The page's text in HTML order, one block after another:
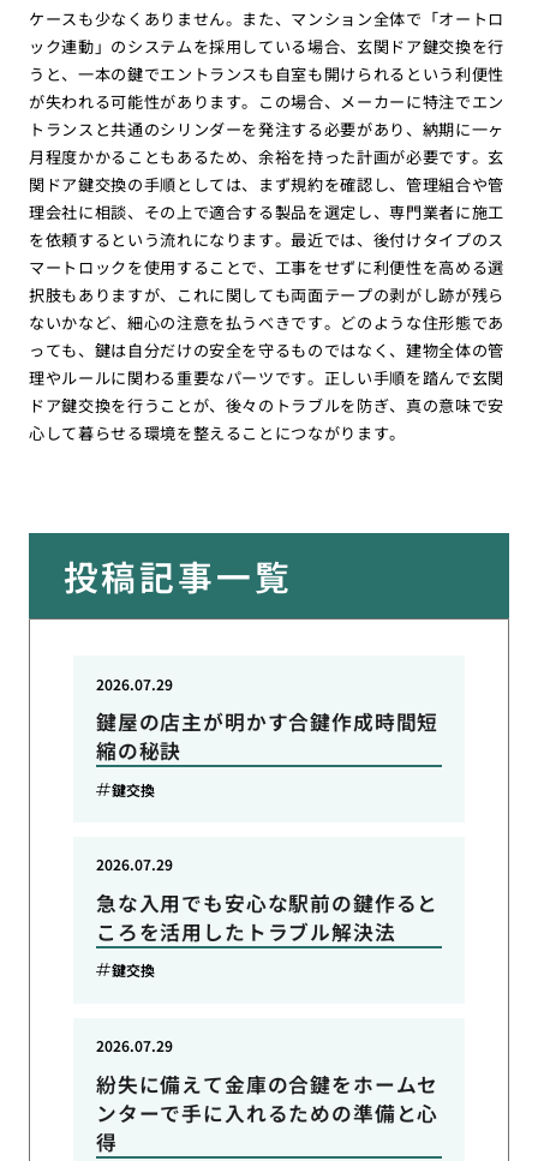
ケースも少なくありません。また、マンション全体で「オートロ
ック連動」のシステムを採用している場合、玄関ドア鍵交換を行
うと、一本の鍵でエントランスも自室も開けられるという利便性
が失われる可能性があります。この場合、メーカーに特注でエン
トランスと共通のシリンダーを発注する必要があり、納期に一ヶ
月程度かかることもあるため、余裕を持った計画が必要です。玄
関ドア鍵交換の手順としては、まず規約を確認し、管理組合や管
理会社に相談、その上で適合する製品を選定し、専門業者に施工
を依頼するという流れになります。最近では、後付けタイプのス
マートロックを使用することで、工事をせずに利便性を高める選
択肢もありますが、これに関しても両面テープの剥がし跡が残ら
ないかなど、細心の注意を払うべきです。どのような住形態であ
っても、鍵は自分だけの安全を守るものではなく、建物全体の管
理やルールに関わる重要なパーツです。正しい手順を踏んで玄関
ドア鍵交換を行うことが、後々のトラブルを防ぎ、真の意味で安
心して暮らせる環境を整えることにつながります。
投稿記事一覧
鍵屋の店主が明かす合鍵作成時間短
縮の秘訣
2026.07.29
鍵交換
急な入用でも安心な駅前の鍵作ると
ころを活用したトラブル解決法
2026.07.29
鍵交換
紛失に備えて金庫の合鍵をホームセ
ンターで手に入れるための準備と心
得
2026.07.29